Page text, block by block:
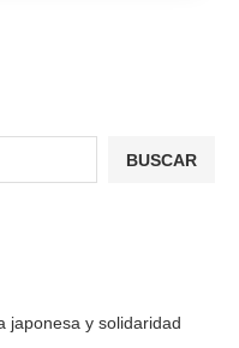
BUSCAR
japonesa y solidaridad